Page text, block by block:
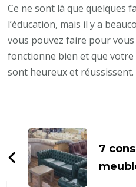
Ce ne sont là que quelques
l’éducation, mais il y a
vous pouvez faire pour
fonctionne bien et que
sont heureux et réussissent.
Navigation
d'article
7